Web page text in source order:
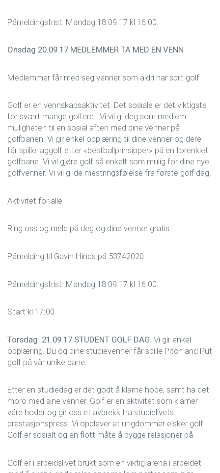
Påmeldingsfrist: Mandag 18.09.17 kl 16.00.
Onsdag 20.09.17 MEDLEMMER TA MED EN VENN
Medlemmer får med seg venner som aldri har spilt golf
Golf er en vennskapsaktivitet. Det sosiale er det viktigste
for svært mange golfere. Vi vil gi deg som medlem
muligheten til en sosial aften med dine venner på
golfbanen. Vi gir enkel opplæring til dine venner og dere
får spille laggolf etter «bestballprinsipper» på en forenklet
golfbane. Vi vil gjøre golf så enkelt som mulig for dine nye
golfvenner. Vi vil gi de mestringsfølelse fra første golf dag.
Aktivitet for alle
Ring oss og meld på deg og dine venner gratis.
Påmelding til Gavin Hinds på 53742020
Påmeldingsfrist: Mandag 18.09.17 kl 16.00.
Start kl 17:00
Torsdag 21.09.17 STUDENT GOLF DAG . Vi gir enkel
opplæring. Du og dine studievenner får spille Pitch and Put
golf på vår unike bane.
Etter en studiedag er det godt å klarne hode, samt ha det
moro med sine venner. Golf er en aktivitet som klarner
våre hoder og gir oss et avbrekk fra studielivets
prestasjonspress. Vi opplever at ungdommer elsker golf.
Golf er sosialt og en flott måte å bygge relasjoner på.
Golf er i arbeidslivet brukt som en viktig arena i arbeidet